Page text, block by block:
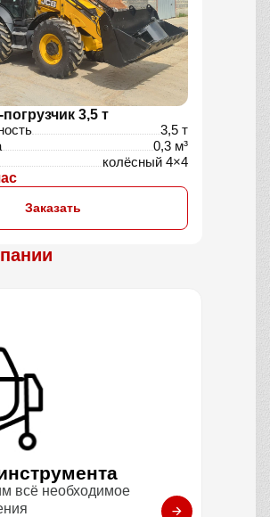
3,5 т
3,5 т
0,3 м³
колёсный 4×4
Заказать
всё необходимое